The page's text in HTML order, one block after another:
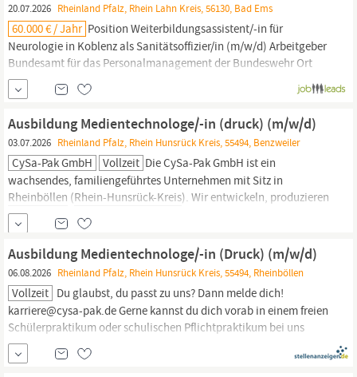
20.07.2026 Rheinland Pfalz, Rhein Lahn Kreis, 56130, Bad Ems
60.000 € / Jahr Position Weiterbildungsassistent/-in für
Neurologie in Koblenz als Sanitätsoffizier/in (m/w/d) Arbeitgeber
Bundesamt für das Personalmanagement der Bundeswehr Ort
Koblenz am
Rhein,
Anstellungsart Vollzeit Start Beginn ab 01.08.2026
Responsibilities Arbeiten in einem hochqualifizierten Neurologie-
Team, Behandlung von Patienten,
Ausbildung Medientechnologe/-in (druck) (m/w/d)
03.07.2026 Rheinland Pfalz, Rhein Hunsrück Kreis, 55494, Benzweiler
CySa-Pak GmbH Vollzeit Die CySa-Pak GmbH ist ein
wachsendes, familiengeführtes Unternehmen mit Sitz in
Rheinböllen (Rhein-Hunsrück-Kreis). Wir entwickeln, produzieren
und vertreiben flexible Verpackungen für angesehene
Markenartikler der Milchwirtschaft und Süßwarenindustrie.
Unsere hochmodernen Produktionsanlagen gehören zu den
fortschrittlichsten in Europa und
Ausbildung Medientechnologe/-in (Druck) (m/w/d)
06.08.2026 Rheinland Pfalz, Rhein Hunsrück Kreis, 55494, Rheinböllen
Vollzeit Du glaubst, du passt zu uns? Dann melde dich!
karriere@cysa-pak.de Gerne kannst du dich vorab in einem freien
Schülerpraktikum oder schulischen Pflichtpraktikum bei uns
ausprobieren. Deine Ansprechpartnerin: Regina Zemmler Tel. 0 67
64 / 90 25 - 13 CySa-Pak GmbH Industriepark Soonwald 18-22